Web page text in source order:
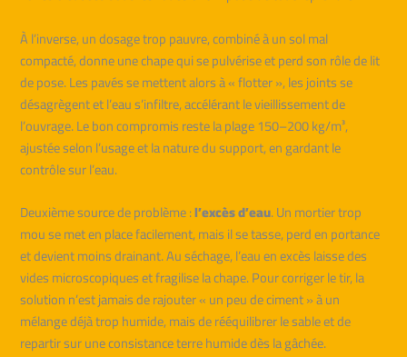
À l’inverse, un dosage trop pauvre, combiné à un sol mal
compacté, donne une chape qui se pulvérise et perd son rôle de lit
de pose. Les pavés se mettent alors à « flotter », les joints se
désagrègent et l’eau s’infiltre, accélérant le vieillissement de
l’ouvrage. Le bon compromis reste la plage 150–200 kg/m³,
ajustée selon l’usage et la nature du support, en gardant le
contrôle sur l’eau.
Deuxième source de problème :l’excès d’eau. Un mortier trop
mou se met en place facilement, mais il se tasse, perd en portance
et devient moins drainant. Au séchage, l’eau en excès laisse des
vides microscopiques et fragilise la chape. Pour corriger le tir, la
solution n’est jamais de rajouter « un peu de ciment » à un
mélange déjà trop humide, mais de rééquilibrer le sable et de
repartir sur une consistance terre humide dès la gâchée.